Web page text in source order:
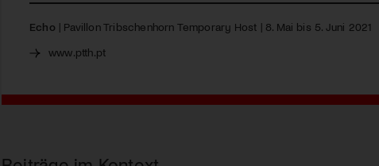
Echo | Pavillon Tribschenhorn Temporary Host | 8. Mai bis 5. Juni 2021
www.ptth.pt